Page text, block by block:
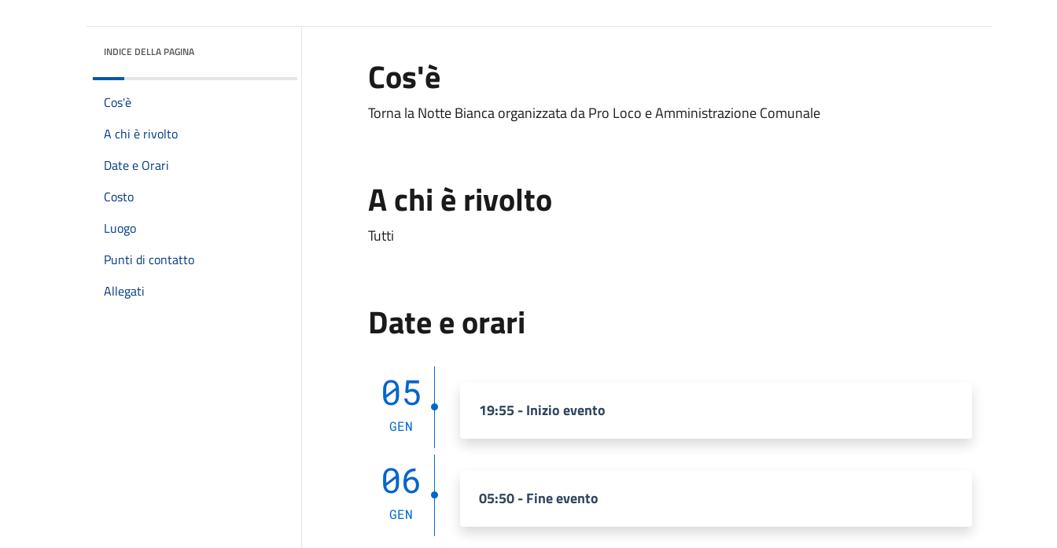
INDICE DELLA PAGINA
Cos'è
A chi è rivolto
Date e Orari
Costo
Luogo
Punti di contatto
Allegati
Cos'è
Torna la Notte Bianca organizzata da Pro Loco e Amministrazione Comunale
A chi è rivolto
Tutti
Date e orari
05
GEN
19:55 - Inizio evento
06
GEN
05:50 - Fine evento